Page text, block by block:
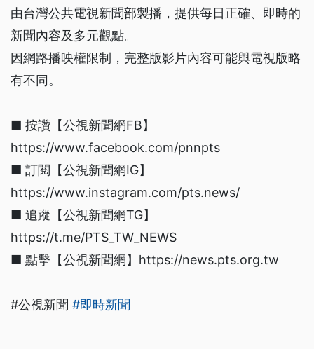
由台灣公共電視新聞部製播，提供每日正確、即時的
新聞內容及多元觀點。
因網路播映權限制，完整版影片內容可能與電視版略
有不同。
■ 按讚【公視新聞網FB】
https://www.facebook.com/pnnpts
■ 訂閱【公視新聞網IG】
https://www.instagram.com/pts.news/
■ 追蹤【公視新聞網TG】
https://t.me/PTS_TW_NEWS
■ 點擊【公視新聞網】https://news.pts.org.tw
#公視新聞 #即時新聞